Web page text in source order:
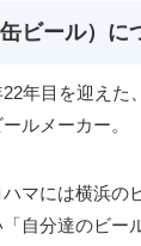
ビール）に
年目を迎えた
ルメーカー。
マには横浜の
自分達のビー